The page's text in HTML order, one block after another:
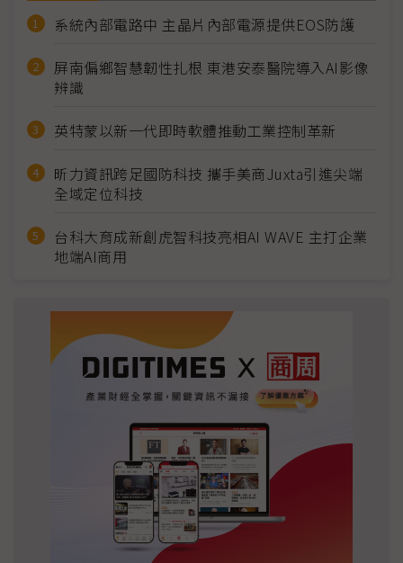
系統內部電路中 主晶片內部電源提供EOS防護
屏南偏鄉智慧韌性扎根 東港安泰醫院導入AI影像
辨識
英特蒙以新一代即時軟體推動工業控制革新
昕力資訊跨足國防科技 攜手美商Juxta引進尖端
全域定位科技
台科大育成新創虎智科技亮相AI WAVE 主打企業
地端AI商用